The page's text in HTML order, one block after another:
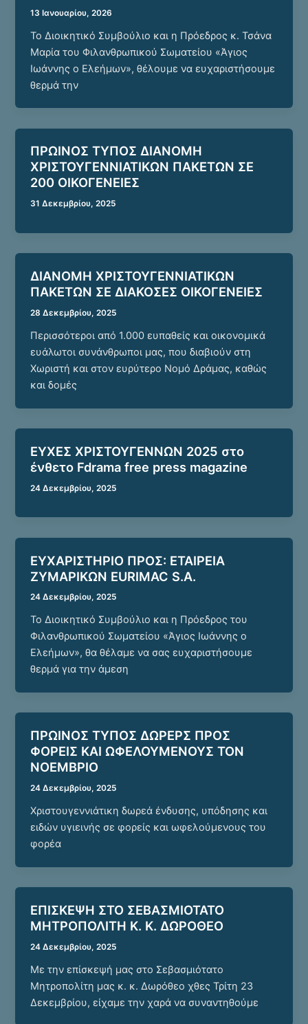
13 Ιανουαρίου, 2026
Το Διοικητικό Συμβούλιο και η Πρόεδρος κ. Τσάνα
Μαρία του Φιλανθρωπικού Σωματείου «Άγιος
Ιωάννης ο Ελεήμων», θέλουμε να ευχαριστήσουμε
θερμά την
ΠΡΩΙΝΟΣ ΤΥΠΟΣ ΔΙΑΝΟΜΗ
ΧΡΙΣΤΟΥΓΕΝΝΙΑΤΙΚΩΝ ΠΑΚΕΤΩΝ ΣΕ
200 ΟΙΚΟΓΕΝΕΙΕΣ
31 Δεκεμβρίου, 2025
ΔΙΑΝΟΜΗ ΧΡΙΣΤΟΥΓΕΝΝΙΑΤΙΚΩΝ
ΠΑΚΕΤΩΝ ΣΕ ΔΙΑΚΟΣΕΣ ΟΙΚΟΓΕΝΕΙΕΣ
28 Δεκεμβρίου, 2025
Περισσότεροι από 1.000 ευπαθείς και οικονομικά
ευάλωτοι συνάνθρωποι μας, που διαβιούν στη
Χωριστή και στον ευρύτερο Νομό Δράμας, καθώς
και δομές
ΕΥΧΕΣ ΧΡΙΣΤΟΥΓΕΝΝΩΝ 2025 στο
ένθετο Fdrama free press magazine
24 Δεκεμβρίου, 2025
ΕΥΧΑΡΙΣΤΗΡΙΟ ΠΡΟΣ: ΕΤΑΙΡΕΙΑ
ΖΥΜΑΡΙΚΩΝ EURIMAC S.A.
24 Δεκεμβρίου, 2025
Το Διοικητικό Συμβούλιο και η Πρόεδρος του
Φιλανθρωπικού Σωματείου «Άγιος Ιωάννης ο
Ελεήμων», θα θέλαμε να σας ευχαριστήσουμε
θερμά για την άμεση
ΠΡΩΙΝΟΣ ΤΥΠΟΣ ΔΩΡΕΡΣ ΠΡΟΣ
ΦΟΡΕΙΣ ΚΑΙ ΩΦΕΛΟΥΜΕΝΟΥΣ ΤΟΝ
ΝΟΕΜΒΡΙΟ
24 Δεκεμβρίου, 2025
Χριστουγεννιάτικη δωρεά ένδυσης, υπόδησης και
ειδών υγιεινής σε φορείς και ωφελούμενους του
φορέα
ΕΠΙΣΚΕΨΗ ΣΤΟ ΣΕΒΑΣΜΙΟΤΑΤΟ
ΜΗΤΡΟΠΟΛΙΤΗ Κ. Κ. ΔΩΡΟΘΕΟ
24 Δεκεμβρίου, 2025
Με την επίσκεψή μας στο Σεβασμιότατο
Μητροπολίτη μας κ. κ. Δωρόθεο χθες Τρίτη 23
Δεκεμβρίου, είχαμε την χαρά να συναντηθούμε